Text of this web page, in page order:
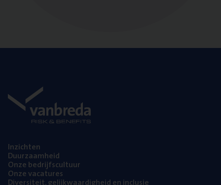
Inzich­ten
Duur­zaam­heid
Onze bedrijfs­cul­tuur
Onze vaca­tu­res
Diver­si­teit, gelijk­waar­dig­heid en inclusie